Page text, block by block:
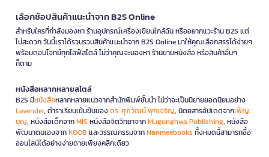
เลือกช้อปสินค้าแนะนำจาก B2S Online
สำหรับใครที่กำลังมองหา ร้านอุปกรณ์เครื่องเขียนใกล้ฉัน หรืออยากแวะร้าน B2S แต่
ไม่สะดวก วันนี้เราได้รวบรวมสินค้าแนะนำจาก B2S Online มาให้คุณเลือกสรรได้ง่ายๆ
พร้อมตอบโจทย์ทุกไลฟ์สไตล์ ไม่ว่าคุณจะมองหา ร้านขายหนังสือ หรือสินค้าอื่นๆ
ก็ตาม
หนังสือหลากหลายสไตล์
B2S มีหนังสือหลากหลายแนวจากสำนักพิมพ์ชั้นนำ ไม่ว่าจะเป็นนิยายยอดนิยมอย่าง
Lavender, ตำราเรียนเข้มข้นของดร. ศุภวัฒน์ พุกเจริญ, นิตยสารอัปเดตจากเพ็ญ
บุญ, หนังสือเด็กจากMIS หนังสือจิตวิทยาจากMugunghwa Publishing, หนังสือ
พัฒนาตนเองจากKOOB และวรรณกรรมจากNanmeebooks ทั้งหมดนี้สามารถซื้อ
ออนไลน์ได้อย่างง่ายดายเพียงคลิกเดียว